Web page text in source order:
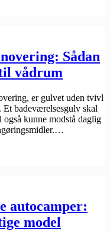
Sådan
vådrum
er gulvet uden tvivl
Et badeværelsesgulv skal
kunne modstå daglig
autocamper:
model